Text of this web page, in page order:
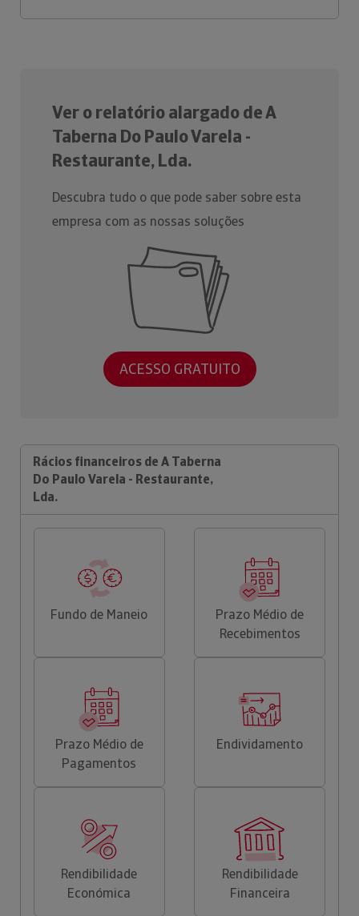
Ver o relatório alargado de A
Taberna Do Paulo Varela -
Restaurante, Lda.
Descubra tudo o que pode saber sobre esta
empresa com as nossas soluções
ACESSO GRATUITO
Rácios financeiros de A Taberna
Do Paulo Varela - Restaurante,
Lda.
Fundo de Maneio
Prazo Médio de
Recebimentos
Prazo Médio de
Pagamentos
Endividamento
Rendibilidade
Económica
Rendibilidade
Financeira